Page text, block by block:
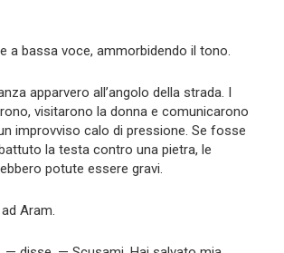
a bassa voce, ammorbidendo il tono.
apparvero all’angolo della strada. I
visitarono la donna e comunicarono
improvviso calo di pressione. Se fosse
la testa contro una pietra, le
potute essere gravi.
Aram.